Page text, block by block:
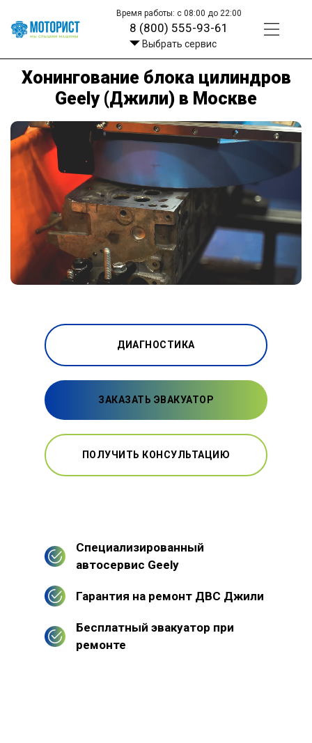
Время работы: с 08:00 до 22:00
8 (800) 555-93-61
Выбрать сервис
Хонингование блока цилиндров
Geely (Джили) в Москве
ДИАГНОСТИКА
ЗАКАЗАТЬ ЭВАКУАТОР
ПОЛУЧИТЬ КОНСУЛЬТАЦИЮ
Специализированный
автосервис Geely
Гарантия на ремонт ДВС Джили
Бесплатный эвакуатор при
ремонте